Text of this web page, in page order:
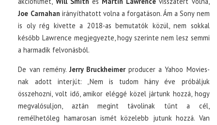
Joe Carnahan irányíthatott volna a forgatáson. Ám a Sony nem
is oly rég kivette a 2018-as bemutatók közül, nem sokkal
később Lawrence megjegyezte, hogy szerinte nem lesz semmi
a harmadik felvonásból.
De van remény. Jerry Bruckheimerproducer a Yahoo Movies-
nak adott interjút: „Nem is tudom hány éve próbáljuk
összehozni, volt idő, amikor eléggé közel jártunk hozzá, hogy
megvalósuljon, aztán megint távolinak tűnt a cél,
remélhetőleg hamarosan ismét közelebb jutunk hozzá. Van